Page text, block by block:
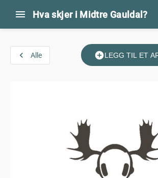
menu Hva skjer i Midtre Gauldal?
navigate_before Alle add_circleLEGG TIL ET